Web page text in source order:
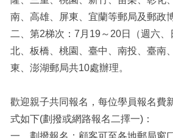
南、高雄、屏東、宜蘭等郵局及郵政
二、第2梯次：7月19～20日（週六
北、板橋、桃園、臺中、南投、臺南
東、澎湖郵局共10處辦理。
歡迎親子共同報名，每位學員報名費
式如下(劃撥或網路報名二擇一)：
一、劃撥報名：顧客可至各地郵局窗